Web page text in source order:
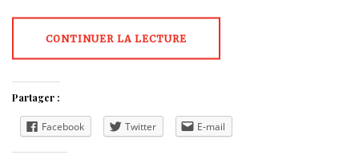
CONTINUER LA LECTURE
Partager :
Facebook Twitter E-mail